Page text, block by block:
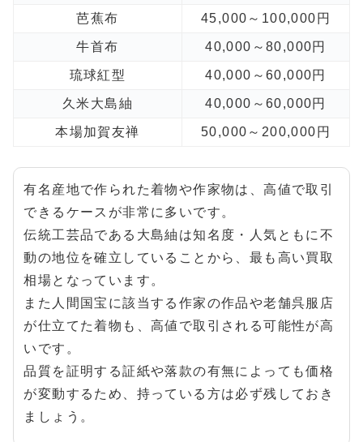
芭蕉布 45,000～100,000円
牛首布 40,000～80,000円
琉球紅型 40,000～60,000円
久米大島紬 40,000～60,000円
本場加賀友禅 50,000～200,000円
有名産地で作られた着物や作家物は、高値で取引
できるケースが非常に多いです。
伝統工芸品である大島紬は知名度・人気ともに不
動の地位を確立していることから、最も高い買取
相場となっています。
また人間国宝に該当する作家の作品や老舗呉服店
が仕立てた着物も、高値で取引される可能性が高
いです。
品質を証明する証紙や落款の有無によっても価格
が変動するため、持っている方は必ず残しておき
ましょう。